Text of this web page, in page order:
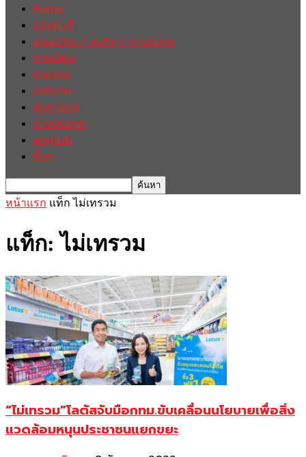
Home
ฮอตนิวส์
เศรษฐกิจ / ธุรกิจ / การตลาด
การเมือง
รายงาน
บทความ
สัมภาษณ์
ต่างประเทศ
english
อื่นๆ
หน้าแรก แท็ก ไม่เทรวม
แท็ก: ไม่เทรวม
“ไม่เทรวม”โลตัสจับมือกทม.ขับเคลื่อนนโยบายเพื่อสิ่ง
แวดล้อมหนุนประชาชนแยกขยะ